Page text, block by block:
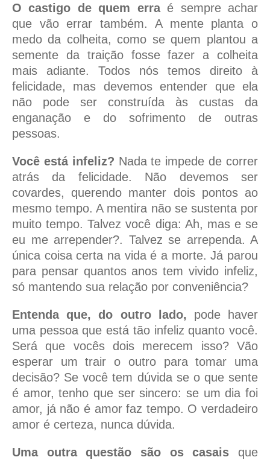
O castigo de quem erraé sempre achar
que vão errar também. A mente planta o
medo da colheita, como se quem plantou a
semente da traição fosse fazer a colheita
mais adiante. Todos nós temos direito à
felicidade, mas devemos entender que ela
não pode ser construída às custas da
enganação e do sofrimento de outras
pessoas.
Você está infeliz? Nada te impede de correr
atrás da felicidade. Não devemos ser
covardes, querendo manter dois pontos ao
mesmo tempo. A mentira não se sustenta por
muito tempo. Talvez você diga: Ah, mas e se
eu me arrepender?. Talvez se arrependa. A
única coisa certa na vida é a morte. Já parou
para pensar quantos anos tem vivido infeliz,
só mantendo sua relação por conveniência?
Entenda que, do outro lado, pode haver
uma pessoa que está tão infeliz quanto você.
Será que vocês dois merecem isso? Vão
esperar um trair o outro para tomar uma
decisão? Se você tem dúvida se o que sente
é amor, tenho que ser sincero: se um dia foi
amor, já não é amor faz tempo. O verdadeiro
amor é certeza, nunca dúvida.
Uma outra questão são os casais que